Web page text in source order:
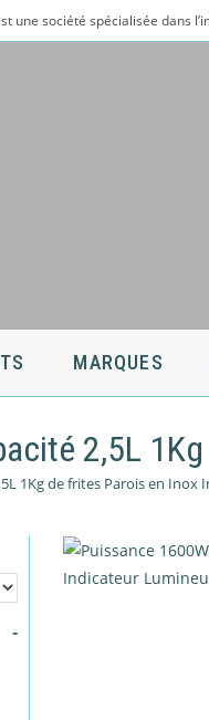
une société spécialisée dans
MARQUES
2,5L
1Kg de frites Parois en
-